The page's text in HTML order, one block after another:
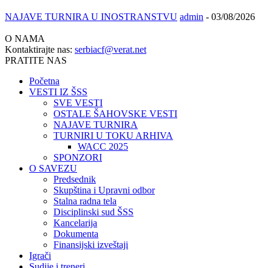
NAJAVE TURNIRA U INOSTRANSTVU admin - 03/08/2026
O NAMA
Kontaktirajte nas: serbiacf@verat.net
PRATITE NAS
Početna
VESTI IZ ŠSS
SVE VESTI
OSTALE ŠAHOVSKE VESTI
NAJAVE TURNIRA
TURNIRI U TOKU ARHIVA
WACC 2025
SPONZORI
O SAVEZU
Predsednik
Skupština i Upravni odbor
Stalna radna tela
Disciplinski sud ŠSS
Kancelarija
Dokumenta
Finansijski izveštaji
Igrači